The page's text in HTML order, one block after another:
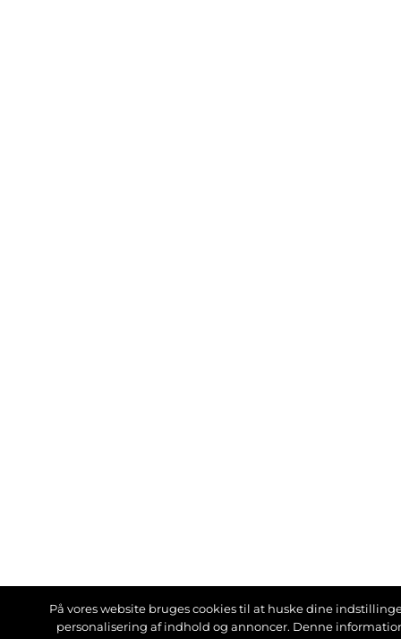
På vores website bruges cookies til at huske dine
personalisering af indhold og annoncer. Denne